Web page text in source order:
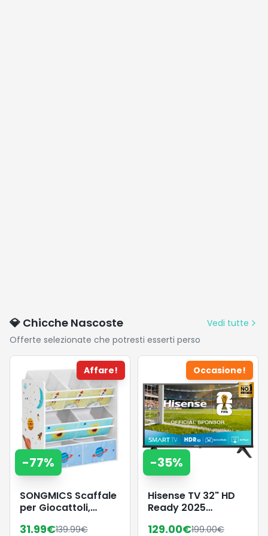
💎 Chicche Nascoste
Vedi tutte
Offerte selezionate che potresti esserti perso
Affare!
-77%
SONGMICS Scaffale
per Giocattoli,
con 7 Contenitori in
31.99€139.99€
Occasione!
-35%
Hisense TV 32" HD
Ready 2025
VIDAA U8, Airplay2,
129.00€199.00€